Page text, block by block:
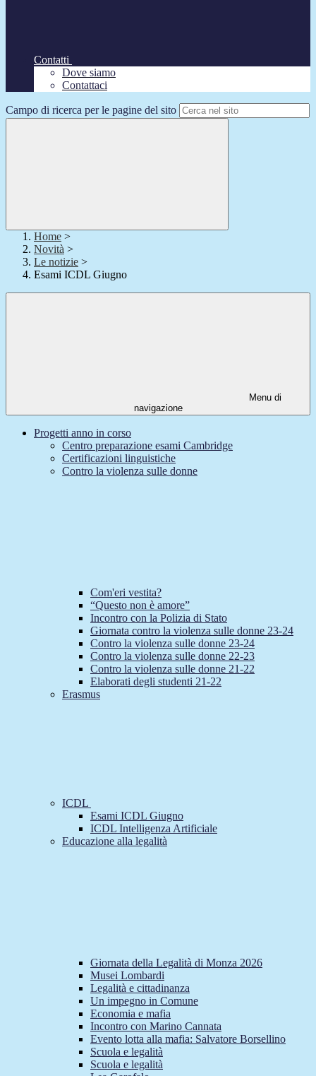
Contatti
Dove siamo
Contattaci
Campo di ricerca per le pagine del sito
Home >
Novità >
Le notizie >
Esami ICDL Giugno
Menu di
navigazione
Progetti anno in corso
Centro preparazione esami Cambridge
Certificazioni linguistiche
Contro la violenza sulle donne
Com'eri vestita?
“Questo non è amore”
Incontro con la Polizia di Stato
Giornata contro la violenza sulle donne 23-24
Contro la violenza sulle donne 23-24
Contro la violenza sulle donne 22-23
Contro la violenza sulle donne 21-22
Elaborati degli studenti 21-22
Erasmus
ICDL
Esami ICDL Giugno
ICDL Intelligenza Artificiale
Educazione alla legalità
Giornata della Legalità di Monza 2026
Musei Lombardi
Legalità e cittadinanza
Un impegno in Comune
Economia e mafia
Incontro con Marino Cannata
Evento lotta alla mafia: Salvatore Borsellino
Scuola e legalità
Scuola e legalità